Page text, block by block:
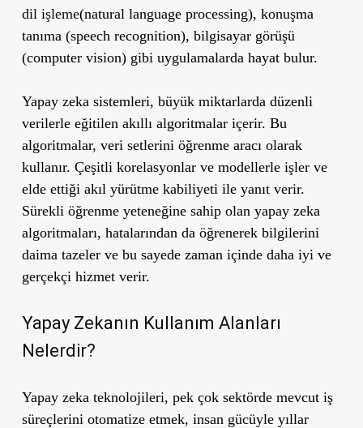
dil işleme(natural language processing), konuşma
tanıma (speech recognition), bilgisayar görüşü
(computer vision) gibi uygulamalarda hayat bulur.
Yapay zeka sistemleri, büyük miktarlarda düzenli
verilerle eğitilen akıllı algoritmalar içerir. Bu
algoritmalar, veri setlerini öğrenme aracı olarak
kullanır. Çeşitli korelasyonlar ve modellerle işler ve
elde ettiği akıl yürütme kabiliyeti ile yanıt verir.
Sürekli öğrenme yeteneğine sahip olan yapay zeka
algoritmaları, hatalarından da öğrenerek bilgilerini
daima tazeler ve bu sayede zaman içinde daha iyi ve
gerçekçi hizmet verir.
Yapay Zekanın Kullanım Alanları
Nelerdir?
Yapay zeka teknolojileri, pek çok sektörde mevcut iş
süreçlerini otomatize etmek, insan gücüyle yıllar